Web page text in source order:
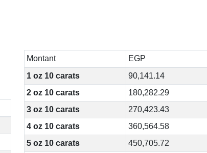
Montant
EGP
1 oz 10 carats
90,141.14
2 oz 10 carats
180,282.29
3 oz 10 carats
270,423.43
4 oz 10 carats
360,564.58
5 oz 10 carats
450,705.72